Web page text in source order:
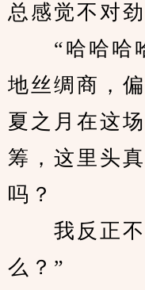
总感觉不对
“哈哈哈哈
地丝绸商，
夏之月在这
筹，这里头
吗？
我反正不
么？”